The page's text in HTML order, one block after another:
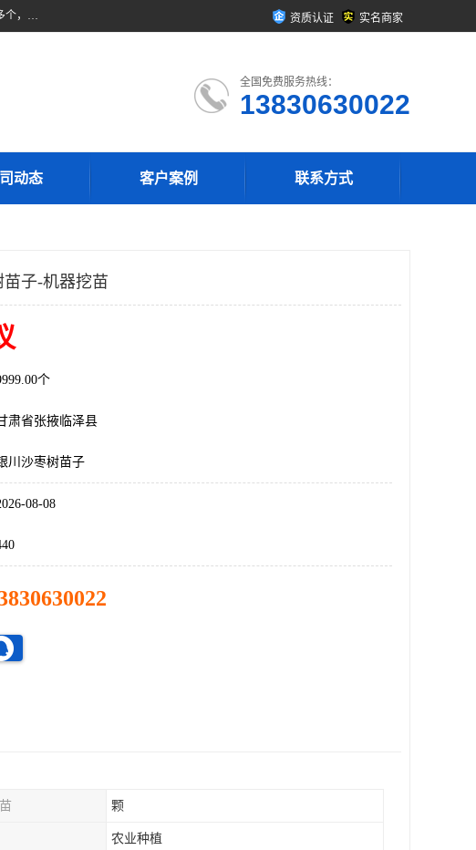
甘肃广恒源苗木农民合作社位于甘肃省临泽县，是一家从事苗木种植与销售的农民合作组织，合作社拥有苗木基地1500多亩，种植苗木品种40多个，年产各类苗木2000多万株。主营：白刺苗、红柳苗、梭梭苗等，我们以“种植一流的苗子，诚信经营”的经营理念，竭诚为每一位客户做优质的服务，欢迎来电咨询！ 资质认证 实名商家
全国免费服务热线：
13830630022
动态 客户案例 联系方式
子-机器挖苗
个
肃省张掖临泽县
川沙枣树苗子
08-08
颗
农业种植